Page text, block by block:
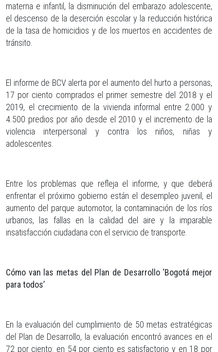
materna e infantil, la disminución del embarazo adolescente,
el descenso de la deserción escolar y la reducción histórica
de la tasa de homicidios y de los muertos en accidentes de
tránsito.
El informe de BCV alerta por el aumento del hurto a personas,
17 por ciento comprados el primer semestre del 2018 y el
2019, el crecimiento de la vivienda informal entre 2.000 y
4.500 predios por año desde el 2010 y el incremento de la
violencia interpersonal y contra los niños, niñas y
adolescentes.
Entre los problemas que refleja el informe, y que deberá
enfrentar el próximo gobierno están el desempleo juvenil, el
aumento del parque automotor, la contaminación de los ríos
urbanos, las fallas en la calidad del aire y la imparable
insatisfacción ciudadana con el servicio de transporte.
Cómo van las metas del Plan de Desarrollo ‘Bogotá mejor
para todos’
En la evaluación del cumplimiento de 50 metas estratégicas
del Plan de Desarrollo, la evaluación encontró avances en el
72 por ciento: en 54 por ciento es satisfactorio y en 18 por